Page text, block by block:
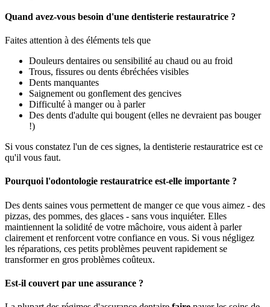
Quand avez-vous besoin d'une dentisterie restauratrice ?
Faites attention à des éléments tels que
Douleurs dentaires ou sensibilité au chaud ou au froid
Trous, fissures ou dents ébréchées visibles
Dents manquantes
Saignement ou gonflement des gencives
Difficulté à manger ou à parler
Des dents d'adulte qui bougent (elles ne devraient pas bouger
!)
Si vous constatez l'un de ces signes, la dentisterie restauratrice est ce
qu'il vous faut.
Pourquoi l'odontologie restauratrice est-elle importante ?
Des dents saines vous permettent de manger ce que vous aimez - des
pizzas, des pommes, des glaces - sans vous inquiéter. Elles
maintiennent la solidité de votre mâchoire, vous aident à parler
clairement et renforcent votre confiance en vous. Si vous négligez
les réparations, ces petits problèmes peuvent rapidement se
transformer en gros problèmes coûteux.
Est-il couvert par une assurance ?